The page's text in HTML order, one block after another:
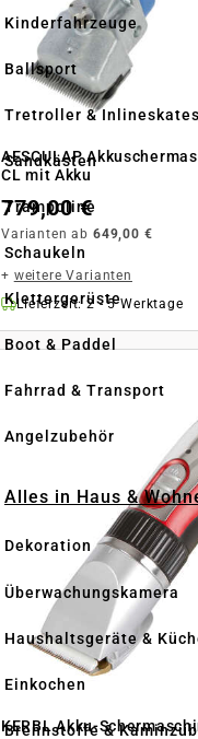
Kinderfahrzeuge
Ballsport
Tretroller & Inlineskates
Sandkästen
Trampoline
Schaukeln
Klettergerüste
Boot & Paddel
Fahrrad & Transport
Angelzubehör
Alles in Haus &
Dekoration
Überwachungskamera
Haushaltsgeräte &
Einkochen
Brennstoffe &
AESCULAP
CL mit Akku
779,00 €
Varianten ab 649,00 €
+ weitere Varianten
Lieferzeit: 2 - 5 Werktage
KERBL Akku-